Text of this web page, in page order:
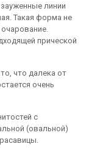
линии
Такая форма не
прической
что далека от
очень
с
(овальной)